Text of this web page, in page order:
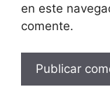
en este
comente.